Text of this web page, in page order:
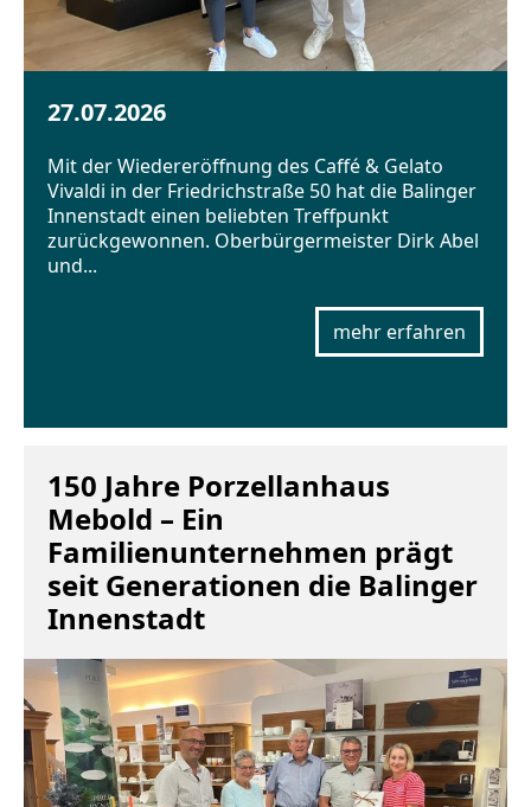
27.07.2026
Mit der Wiedereröffnung des Caffé & Gelato
Vivaldi in der Friedrichstraße 50 hat die Balinger
Innenstadt einen beliebten Treffpunkt
zurückgewonnen. Oberbürgermeister Dirk Abel
und...
mehr erfahren
150 Jahre Porzellanhaus
Mebold – Ein
Familienunternehmen prägt
seit Generationen die Balinger
Innenstadt